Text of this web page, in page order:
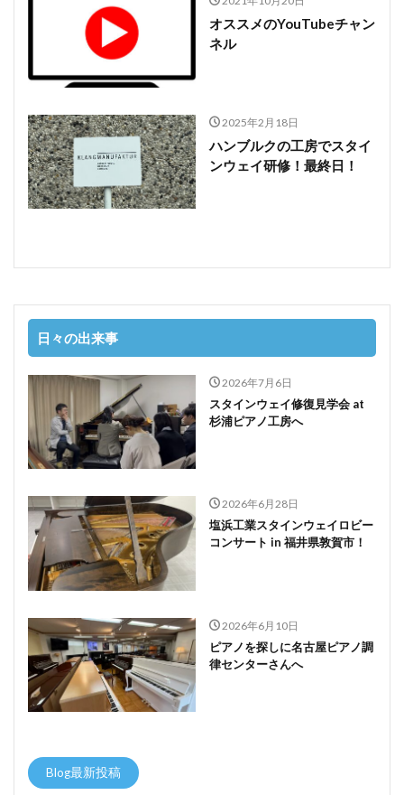
オススメのYouTubeチャン
ネル
2025年2月18日
ハンブルクの工房でスタイ
ンウェイ研修！最終日！
日々の出来事
2026年7月6日
スタインウェイ修復見学会 at
杉浦ピアノ工房へ
2026年6月28日
塩浜工業スタインウェイロビー
コンサート in 福井県敦賀市！
2026年6月10日
ピアノを探しに名古屋ピアノ調
律センターさんへ
Blog最新投稿